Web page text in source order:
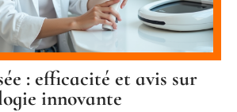
: efficacité et avis sur
innovante